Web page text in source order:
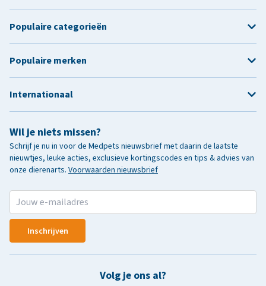
Wil je niets missen?
Schrijf je nu in voor de Medpets nieuwsbrief met daarin de laatste
nieuwtjes, leuke acties, exclusieve kortingscodes en tips & advies van
onze dierenarts. Voorwaarden nieuwsbrief
Inschrijven
Volg je ons al?
Populaire categorieën
Populaire merken
Internationaal